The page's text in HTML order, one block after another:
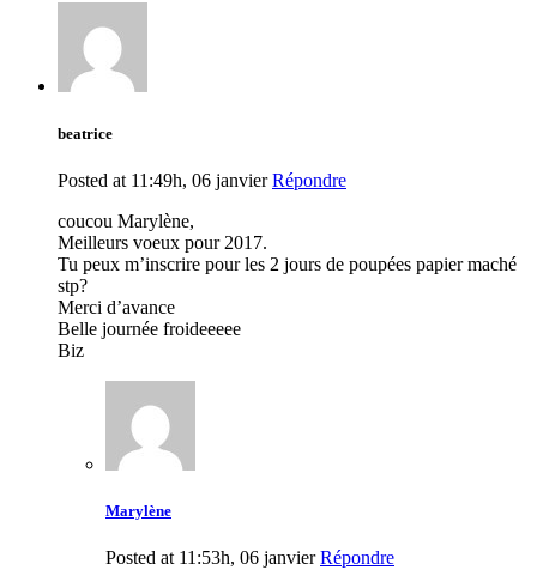
beatrice
Posted at 11:49h, 06 janvier Répondre
coucou Marylène,
Meilleurs voeux pour 2017.
Tu peux m’inscrire pour les 2 jours de poupées papier maché
stp?
Merci d’avance
Belle journée froideeeee
Biz
Marylène
Posted at 11:53h, 06 janvier Répondre